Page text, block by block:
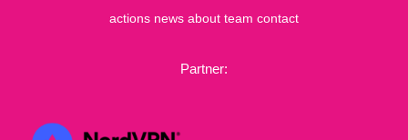
actions news about team contact
Partner: